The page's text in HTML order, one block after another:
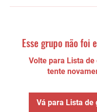
Esse grupo não foi
Volte para Lista de
tente
Vá para Lista de